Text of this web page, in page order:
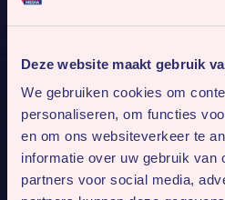
Deze website maakt gebruik
We gebruiken cookies om
personaliseren, om functies
en om ons websiteverkeer te
informatie over uw gebruik van
partners voor social media,